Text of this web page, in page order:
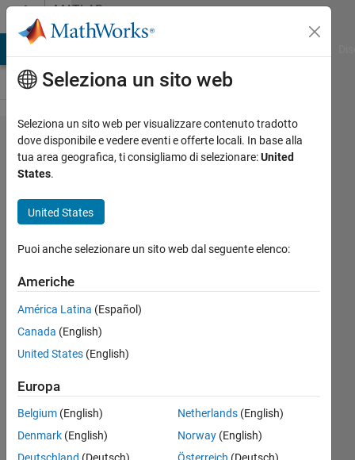
Vai al contenutoMATLAB
Answers
How to
interpolate
two
points of
time series
data, if the
difference
between
consecutive
points is
greater
Seleziona un sito web
Seleziona un sito web per visualizzare contenuto tradotto
dove disponibile e vedere eventi e offerte locali. In base alla
tua area geografica, ti consigliamo di selezionare:United
States.
United States
Puoi anche selezionare un sito web dal seguente elenco:
Americhe
América Latina (Español)
Canada (English)
United States (English)
Europa
Belgium (English)
Denmark (English)
Netherlands(English)
Norway(English)